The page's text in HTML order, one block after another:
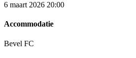
6 maart 2026 20:00
Accommodatie
Bevel FC